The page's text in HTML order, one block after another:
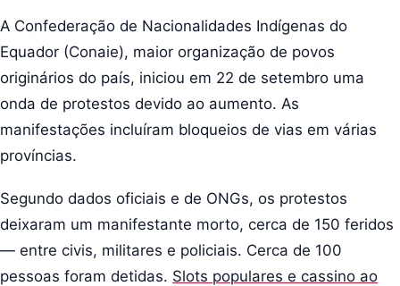
A Confederação de Nacionalidades Indígenas do
Equador (Conaie), maior organização de povos
originários do país, iniciou em 22 de setembro uma
onda de protestos devido ao aumento. As
manifestações incluíram bloqueios de vias em várias
províncias.
Segundo dados oficiais e de ONGs, os protestos
deixaram um manifestante morto, cerca de 150 feridos
— entre civis, militares e policiais. Cerca de 100
pessoas foram detidas. Slots populares e cassino ao